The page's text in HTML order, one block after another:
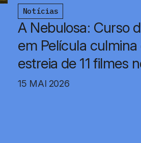
Notícias
A Nebulosa: Curso
em Película
estreia de 11 filmes
15 MAI 2026